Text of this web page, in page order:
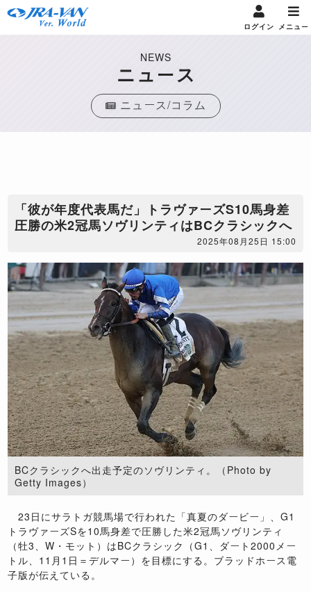
ログイン メニュー
NEWS
ニュース
ニュース/コラム
「彼が年度代表馬だ」トラヴァーズS10馬身差
圧勝の米2冠馬ソヴリンティはBCクラシックへ
2025年08月25日 15:00
BCクラシックへ出走予定のソヴリンティ。（Photo by
Getty Images）
23日にサラトガ競馬場で行われた「真夏のダービー」、G1
トラヴァーズSを10馬身差で圧勝した米2冠馬ソヴリンティ
（牡3、W・モット）はBCクラシック（G1、ダート2000メー
トル、11月1日＝デルマー）を目標にする。ブラッドホース電
子版が伝えている。